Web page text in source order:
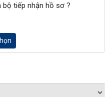
tiếp nhận hồ sơ ?